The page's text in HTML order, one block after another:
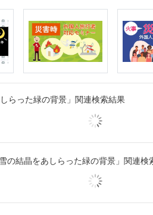
らった緑の背景」関連検索結果
の結晶をあしらった緑の背景」関連検